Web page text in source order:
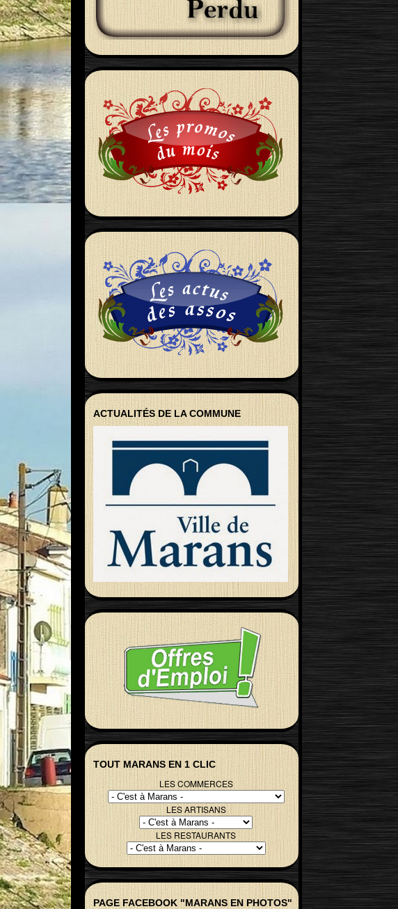
ACTUALITÉS DE LA COMMUNE
TOUT MARANS EN 1 CLIC
LES COMMERCES
LES ARTISANS
LES RESTAURANTS
PAGE FACEBOOK "MARANS EN PHOTOS"